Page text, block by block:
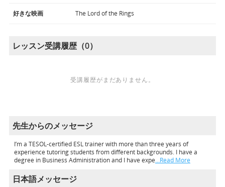
好きな映画 The Lord of the Rings
レッスン受講履歴（0）
受講履歴がまだありません。
先生からのメッセージ
I’m a TESOL-certified ESL trainer with more than three years of
experience tutoring students from different backgrounds. I have a
degree in Business Administration and I have expe…Read More
日本語メッセージ